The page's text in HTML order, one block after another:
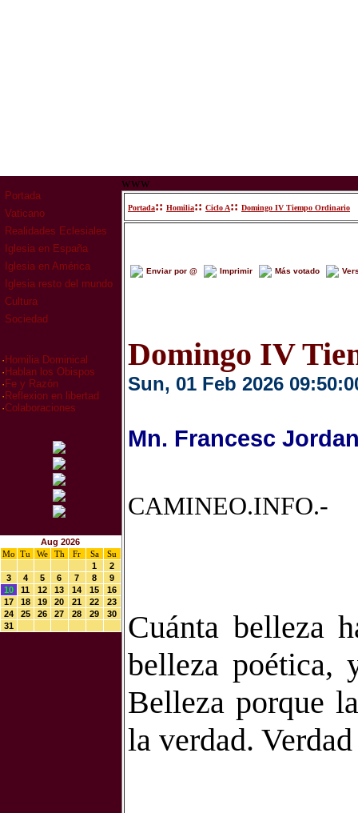
Portada
Vaticano
Realidades Eclesiales
Iglesia en España
Iglesia en América
Iglesia resto del mundo
Cultura
Sociedad
· Homilia Dominical
· Hablan los Obispos
· Fe y Razón
· Reflexion en libertad
·Colaboraciones
Aug 2026
Mo
Tu We Th Fr Sa
Su
1
2
3
4 5 6 7 8
9
10
11 12 13 14 15
16
17
18 19 20 21 22
23
24
25 26 27 28 29
30
31
www
Portada:: Homilia:: Ciclo A:: Domingo IV Tiempo Ordinario
Enviar por @ Imprimir Más votado
Domingo IV
Sun, 01 Feb 2026
Mn. Francesc
CAMINEO.INFO.-
Cuánta belleza
belleza poética,
Belleza porque
la verdad.